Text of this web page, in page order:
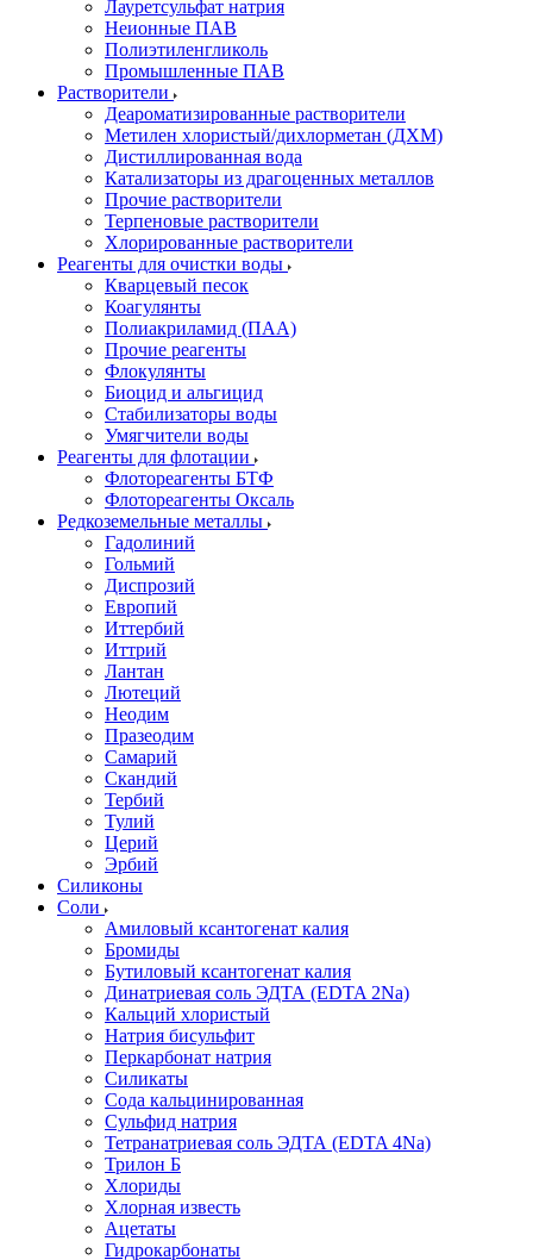
Лауретсульфат натрия
Неионные ПАВ
Полиэтиленгликоль
Промышленные ПАВ
Растворители
Деароматизированные растворители
Метилен хлористый/дихлорметан (ДХМ)
Дистиллированная вода
Катализаторы из драгоценных металлов
Прочие растворители
Терпеновые растворители
Хлорированные растворители
Реагенты для очистки воды
Кварцевый песок
Коагулянты
Полиакриламид (ПАА)
Прочие реагенты
Флокулянты
Биоцид и альгицид
Стабилизаторы воды
Умягчители воды
Реагенты для флотации
Флотореагенты БТФ
Флотореагенты Оксаль
Редкоземельные металлы
Гадолиний
Гольмий
Диспрозий
Европий
Иттербий
Иттрий
Лантан
Лютеций
Неодим
Празеодим
Самарий
Скандий
Тербий
Тулий
Церий
Эрбий
Силиконы
Соли
Амиловый ксантогенат калия
Бромиды
Бутиловый ксантогенат калия
Динатриевая соль ЭДТА (EDTA 2Na)
Кальций хлористый
Натрия бисульфит
Перкарбонат натрия
Силикаты
Сода кальцинированная
Сульфид натрия
Тетранатриевая соль ЭДТА (EDTA 4Na)
Трилон Б
Хлориды
Хлорная известь
Ацетаты
Гидрокарбонаты